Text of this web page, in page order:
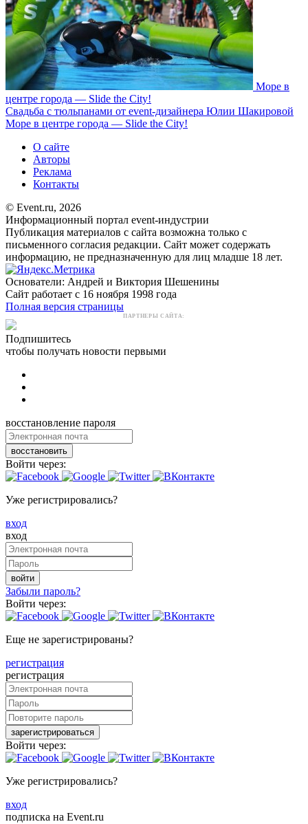
Море в
центре города — Slide the City!
Свадьба с тюльпанами от event-дизайнера Юлии Шакировой
Море в центре города — Slide the City!
О сайте
Авторы
Реклама
Контакты
© Event.ru, 2026
Информационный портал event-индустрии
Публикация материалов с сайта возможна только с
письменного согласия редакции. Сайт может содержать
информацию, не предназначенную для лиц младше 18 лет.
Основатели: Андрей и Виктория Шешенины
Сайт работает с 16 ноября 1998 года
Полная версия страницы
ПАРТНЕРЫ САЙТА:
Подпишитесь
чтобы получать новости первыми
восстановление пароля
восстановить
Войти через:
Уже регистрировались?
вход
вход
войти
Забыли пароль?
Войти через:
Еще не зарегистрированы?
регистрация
регистрация
зарегистрироваться
Войти через:
Уже регистрировались?
вход
подписка на Event.ru